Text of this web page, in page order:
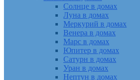
Солнце в домах
Луна в домах
Меркурий в домах
Венера в домах
Марс в домах
Юпитер в домах
Сатурн в домах
Уран в домах
Нептун в домах